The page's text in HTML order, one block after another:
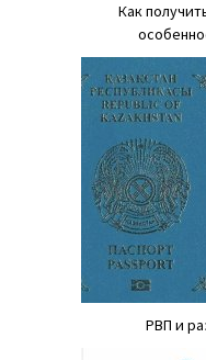
Как
РВП и